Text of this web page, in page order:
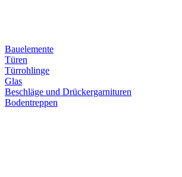
Bauelemente
Türen
Türrohlinge
Glas
Beschläge und Drückergarnituren
Bodentreppen